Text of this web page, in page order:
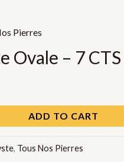
Pierres
Ovale – 7 CTS
ADD TO CART
, Tous Nos Pierres